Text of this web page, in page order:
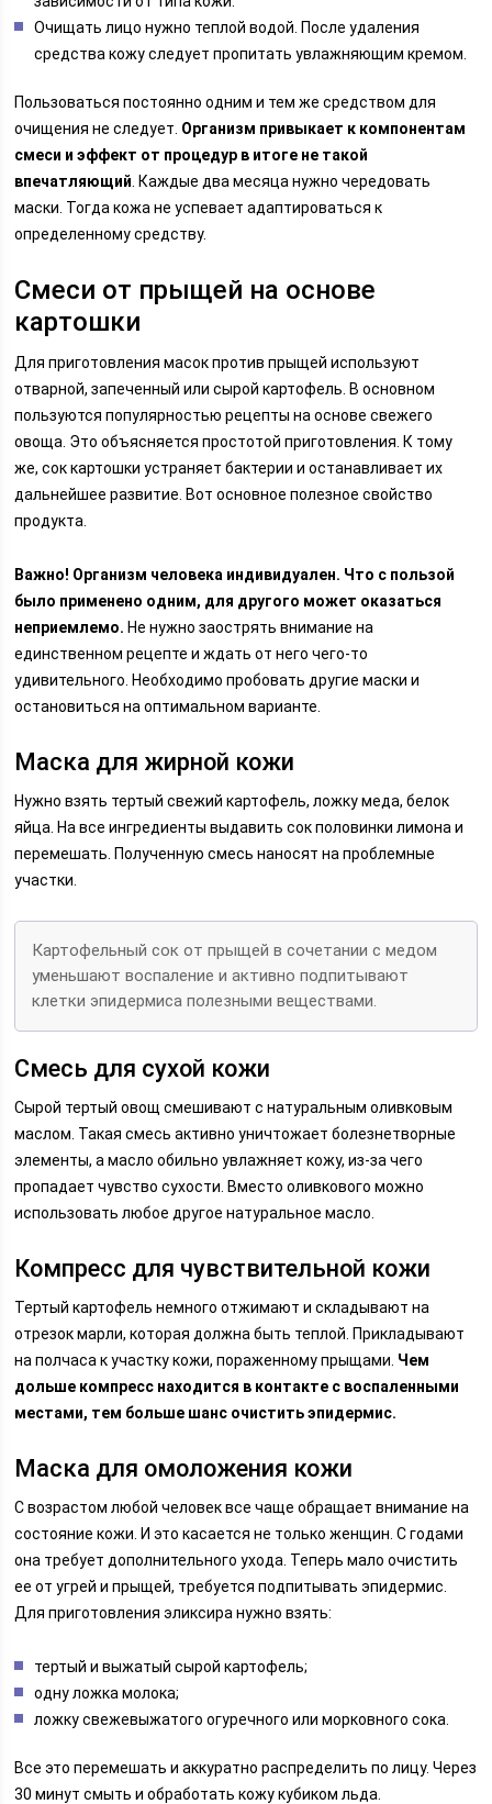
Очищать лицо нужно теплой водой. После удаления
средства кожу следует пропитать увлажняющим кремом.
Пользоваться постоянно одним и тем же средством для
очищения не следует. Организм привыкает к компонентам
смеси и эффект от процедур в итоге не такой
впечатляющий . Каждые два месяца нужно чередовать
маски. Тогда кожа не успевает адаптироваться к
определенному средству.
Смеси от прыщей на основе
картошки
Для приготовления масок против прыщей используют
отварной, запеченный или сырой картофель. В основном
пользуются популярностью рецепты на основе свежего
овоща. Это объясняется простотой приготовления. К тому
же, сок картошки устраняет бактерии и останавливает их
дальнейшее развитие. Вот основное полезное свойство
продукта.
Важно! Организм человека индивидуален. Что с пользой
было применено одним, для другого может оказаться
неприемлемо. Не нужно заострять внимание на
единственном рецепте и ждать от него чего-то
удивительного. Необходимо пробовать другие маски и
остановиться на оптимальном варианте.
Маска для жирной кожи
Нужно взять тертый свежий картофель, ложку меда, белок
яйца. На все ингредиенты выдавить сок половинки лимона и
перемешать. Полученную смесь наносят на проблемные
участки.
Картофельный сок от прыщей в сочетании с медом
уменьшают воспаление и активно подпитывают
клетки эпидермиса полезными веществами.
Смесь для сухой кожи
Сырой тертый овощ смешивают с натуральным оливковым
маслом. Такая смесь активно уничтожает болезнетворные
элементы, а масло обильно увлажняет кожу, из-за чего
пропадает чувство сухости. Вместо оливкового можно
использовать любое другое натуральное масло.
Компресс для чувствительной кожи
Тертый картофель немного отжимают и складывают на
отрезок марли, которая должна быть теплой. Прикладывают
на полчаса к участку кожи, пораженному прыщами. Чем
дольше компресс находится в контакте с воспаленными
местами, тем больше шанс очистить эпидермис.
Маска для омоложения кожи
С возрастом любой человек все чаще обращает внимание на
состояние кожи. И это касается не только женщин. С годами
она требует дополнительного ухода. Теперь мало очистить
ее от угрей и прыщей, требуется подпитывать эпидермис.
Для приготовления эликсира нужно взять:
тертый и выжатый сырой картофель;
одну ложка молока;
ложку свежевыжатого огуречного или морковного сока.
Все это перемешать и аккуратно распределить по лицу. Через
30 минут смыть и обработать кожу кубиком льда.